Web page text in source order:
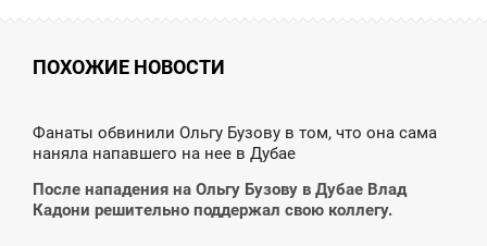
ПОХОЖИЕ НОВОСТИ
Фанаты обвинили Ольгу Бузову в том, что она сама
наняла напавшего на нее в Дубае
После нападения на Ольгу Бузову в Дубае Влад
Кадони решительно поддержал свою коллегу.